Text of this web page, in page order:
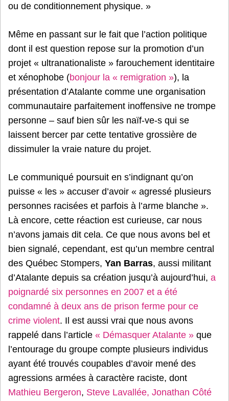
ou de conditionnement physique. »
Même en passant sur le fait que l’action politique
dont il est question repose sur la promotion d’un
projet « ultranationaliste » farouchement identitaire
et xénophobe (bonjour la « remigration »), la
présentation d’Atalante comme une organisation
communautaire parfaitement inoffensive ne trompe
personne – sauf bien sûr les naïf-ve-s qui se
laissent bercer par cette tentative grossière de
dissimuler la vraie nature du projet.
Le communiqué poursuit en s’indignant qu’on
puisse « les » accuser d’avoir « agressé plusieurs
personnes racisées et parfois à l’arme blanche ».
Là encore, cette réaction est curieuse, car nous
n’avons jamais dit cela. Ce que nous avons bel et
bien signalé, cependant, est qu’un membre central
des Québec Stompers, Yan Barras, aussi militant
d’Atalante depuis sa création jusqu’à aujourd’hui, a
poignardé six personnes en 2007 et a été
condamné à deux ans de prison ferme pour ce
crime violent. Il est aussi vrai que nous avons
rappelé dans l’article « Démasquer Atalante » que
l’entourage du groupe compte plusieurs individus
ayant été trouvés coupables d’avoir mené des
agressions armées à caractère raciste, dont
Mathieu Bergeron, Steve Lavallée, Jonathan Côté